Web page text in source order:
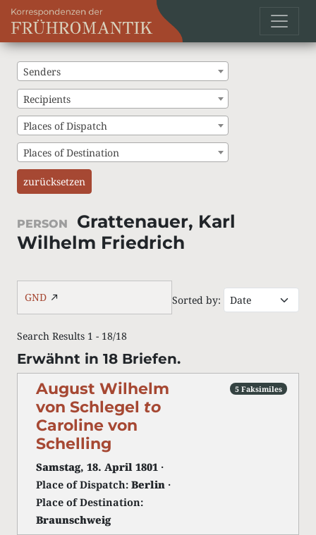
Senders
Recipients
Places of Dispatch
Places of Destination
zurücksetzen
PERSON
Grattenauer, Karl
Wilhelm Friedrich
GND Sorted by:
Search Results 1 - 18/18
Erwähnt in 18 Briefen.
August Wilhelm
von Schlegel to
Caroline von
Schelling
Samstag, 18. April 1801 ·
Place of Dispatch: Berlin ·
Place of Destination:
Braunschweig
5 Faksimiles